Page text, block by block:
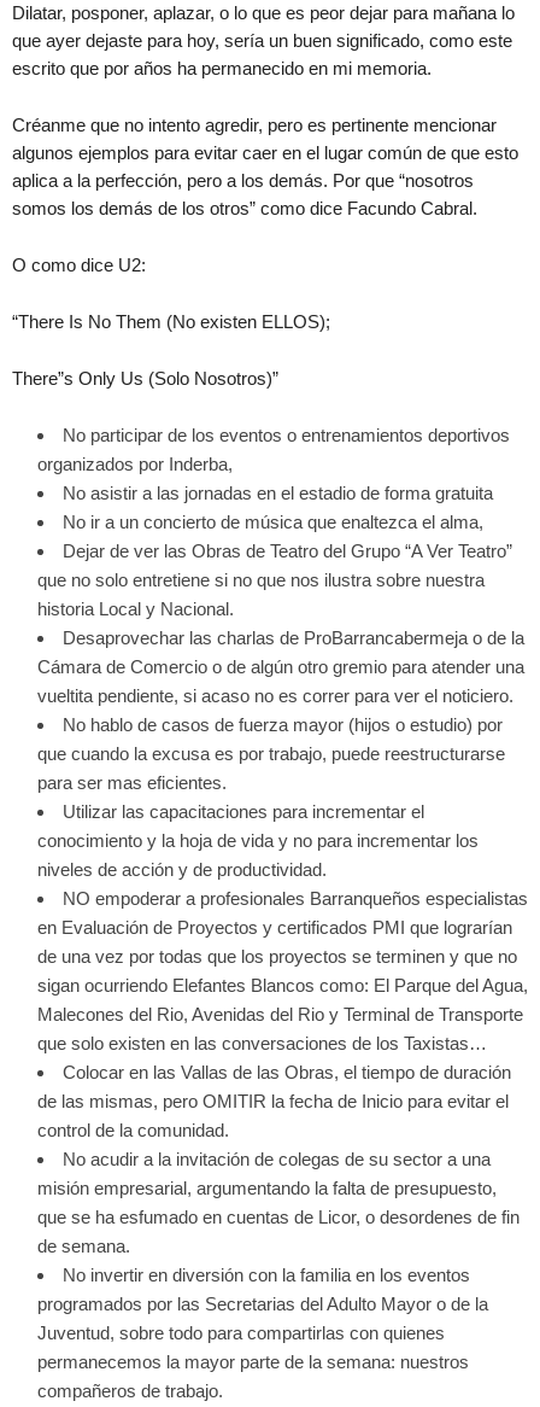
Dilatar, posponer, aplazar, o lo que es peor dejar para mañana lo
que ayer dejaste para hoy, sería un buen significado, como este
escrito que por años ha permanecido en mi memoria.
Créanme que no intento agredir, pero es pertinente mencionar
algunos ejemplos para evitar caer en el lugar común de que esto
aplica a la perfección, pero a los demás. Por que “nosotros
somos los demás de los otros” como dice Facundo Cabral.
O como dice U2:
“There Is No Them (No existen ELLOS);
There”s Only Us (Solo Nosotros)”
No participar de los eventos o entrenamientos deportivos
organizados por Inderba,
No asistir a las jornadas en el estadio de forma gratuita
No ir a un concierto de música que enaltezca el alma,
Dejar de ver las Obras de Teatro del Grupo “A Ver Teatro”
que no solo entretiene si no que nos ilustra sobre nuestra
historia Local y Nacional.
Desaprovechar las charlas de ProBarrancabermeja o de la
Cámara de Comercio o de algún otro gremio para atender una
vueltita pendiente, si acaso no es correr para ver el noticiero.
No hablo de casos de fuerza mayor (hijos o estudio) por
que cuando la excusa es por trabajo, puede reestructurarse
para ser mas eficientes.
Utilizar las capacitaciones para incrementar el
conocimiento y la hoja de vida y no para incrementar los
niveles de acción y de productividad.
NO empoderar a profesionales Barranqueños especialistas
en Evaluación de Proyectos y certificados PMI que lograrían
de una vez por todas que los proyectos se terminen y que no
sigan ocurriendo Elefantes Blancos como: El Parque del Agua,
Malecones del Rio, Avenidas del Rio y Terminal de Transporte
que solo existen en las conversaciones de los Taxistas…
Colocar en las Vallas de las Obras, el tiempo de duración
de las mismas, pero OMITIR la fecha de Inicio para evitar el
control de la comunidad.
No acudir a la invitación de colegas de su sector a una
misión empresarial, argumentando la falta de presupuesto,
que se ha esfumado en cuentas de Licor, o desordenes de fin
de semana.
No invertir en diversión con la familia en los eventos
programados por las Secretarias del Adulto Mayor o de la
Juventud, sobre todo para compartirlas con quienes
permanecemos la mayor parte de la semana: nuestros
compañeros de trabajo.